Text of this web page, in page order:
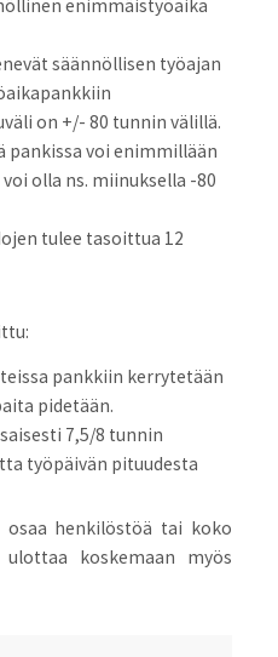
enimmäistyöaika
säännöllisen työajan
on +/- 80 tunnin välillä.
pankissa voi enimmillään
olla ns. miinuksella -80
tulee tasoittua 12
pankkiin kerrytetään
pidetään.
7,5/8 tunnin
työpäivän pituudesta
osaa henkilöstöä tai koko
koskemaan myös